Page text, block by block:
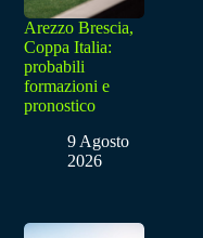
Arezzo Brescia,
Coppa Italia:
probabili
formazioni e
pronostico
9 Agosto
2026